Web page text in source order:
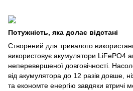
Потужність, яка долає відстані
Створений для тривалого
використовує акумулятори LiFePO4
неперевершеної довговічності.
від акумулятора до 12 разів довше,
та економте енергію завдяки